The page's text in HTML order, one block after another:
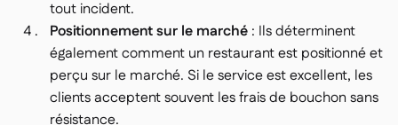
tout incident.
Positionnement sur le marché : Ils déterminent
également comment un restaurant est positionné et
perçu sur le marché. Si le service est excellent, les
clients acceptent souvent les frais de bouchon sans
résistance.